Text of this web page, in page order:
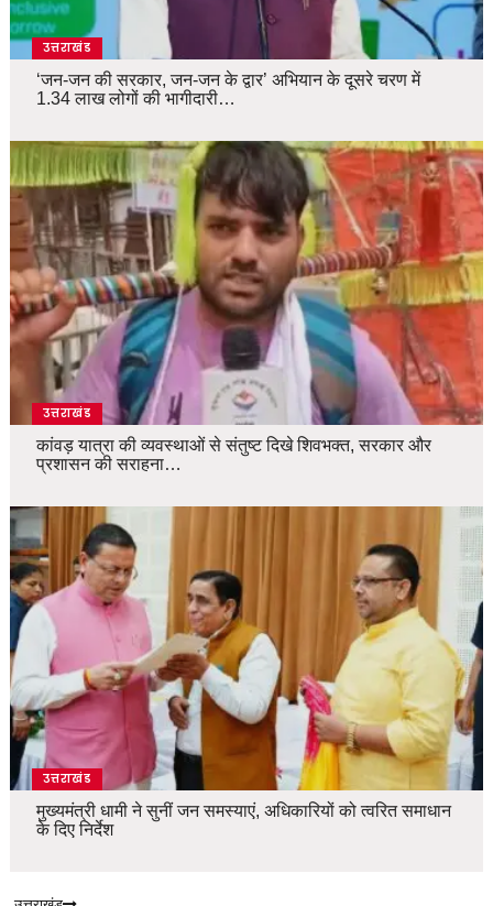
उत्तराखंड
‘जन-जन की सरकार, जन-जन के द्वार’ अभियान के दूसरे चरण में
1.34 लाख लोगों की भागीदारी…
उत्तराखंड
कांवड़ यात्रा की व्यवस्थाओं से संतुष्ट दिखे शिवभक्त, सरकार और
प्रशासन की सराहना…
उत्तराखंड
मुख्यमंत्री धामी ने सुनीं जन समस्याएं, अधिकारियों को त्वरित समाधान
के दिए निर्देश